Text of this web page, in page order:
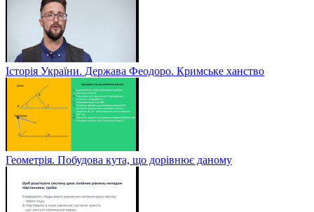
Історія України. Держава Феодоро. Кримське ханство
Геометрія. Побудова кута, що дорівнює даному